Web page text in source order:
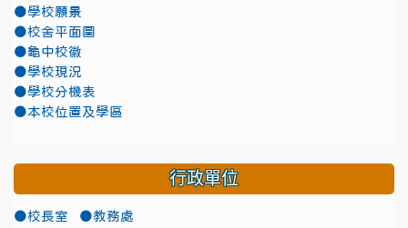
●學校願景
●校舍平面圖
●龜中校徽
●學校現況
●學校分機表
●本校位置及學區
行政單位
●校長室
●教務處